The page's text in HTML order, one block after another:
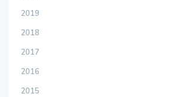
2019
2018
2017
2016
2015